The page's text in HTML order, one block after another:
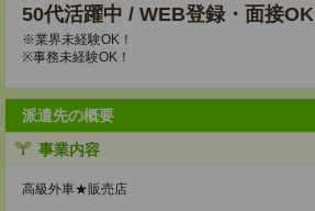
50代活躍中 / WEB登録・面接OK
※業界未経験OK！
※事務未経験OK！
派遣先の概要
事業内容
高級外車★販売店